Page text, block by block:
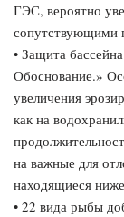
ГЭС, вероятно
сопутствующими
• Защита
Обоснование.»
увеличения
как на
на важные для
находящиеся
• 22 вида рыбы